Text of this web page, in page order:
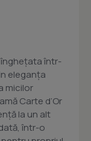
înghețata într-
eleganța
micilor
Carte d’Or
la un alt
într-o